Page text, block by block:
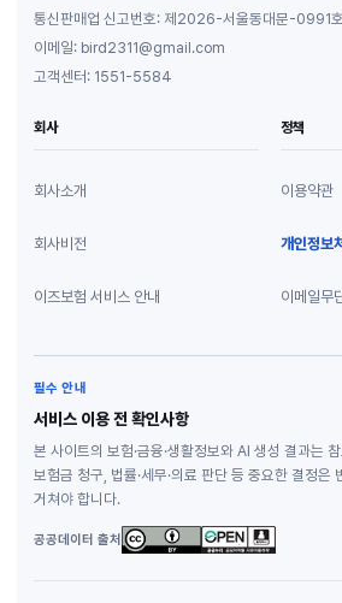
통신판매업 신고번호: 제2026-서울동대문-0991호
이메일: bird2311@gmail.com
고객센터: 1551-5584
회사
회사소개
회사비전
이즈보험 서비스 안내
정책
이용약관
개인정보
이메일무
필수 안내
서비스 이용 전 확인사항
본 사이트의 보험·금융·생활정보와 AI 생성 결과는
보험금 청구, 법률·세무·의료 판단 등 중요한 결정은
거쳐야 합니다.
공공데이터 출처